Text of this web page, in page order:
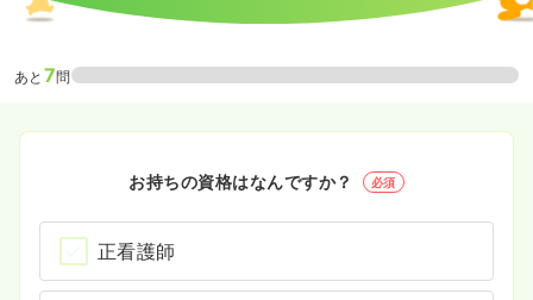
あと 7問
お持ちの資格はなんですか？ 必須
正看護師